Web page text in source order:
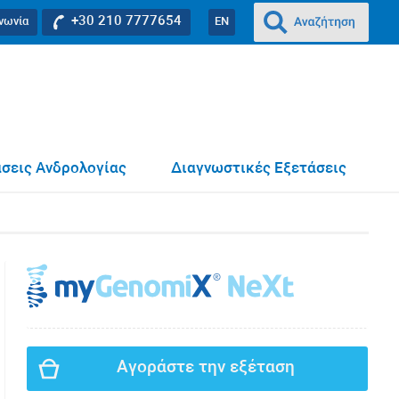
EN
+30 210 7777654
Διαγνωστικές Εξετάσεις
Ανδρολογίας
Αγοράστε την εξέταση